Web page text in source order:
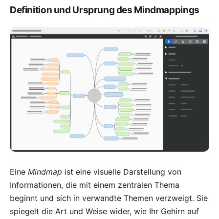
Definition und Ursprung des Mindmappings
Eine Mindmap ist eine visuelle Darstellung von
Informationen, die mit einem zentralen Thema
beginnt und sich in verwandte Themen verzweigt. Sie
spiegelt die Art und Weise wider, wie Ihr Gehirn auf